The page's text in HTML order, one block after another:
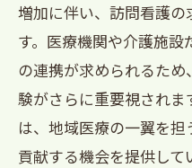
訪問看護でス
専門看護師と
西宮市での訪
訪問看護師とし
法
増加に伴い、訪問看護の
す。医療機関や介護施
の連携が求められるた
験がさらに重要視され
は、地域医療の一翼を
貢献する機会を提供して